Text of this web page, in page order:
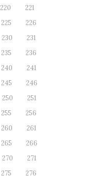
220
221
225
226
230
231
235
236
240
241
245
246
250
251
255
256
260
261
265
266
270
271
275
276